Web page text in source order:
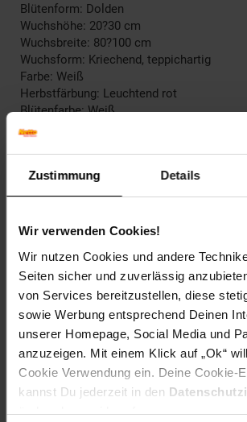
Zustimmung Details
Wir verwenden Cookies!
Wir nutzen Cookies und andere
Seiten sicher und zuverlässig
von Services bereitzustellen, diese
sowie Werbung entsprechend Deinen
unserer Homepage, Social Media und
anzuzeigen. Mit einem Klick auf „Ok“
Cookie Verwendung ein. Deine Cookie-
kannst Du jederzeit in den
ändern bzw. widerrufen.
Blütenform: Dolden
Wuchshöhe: 20?30 cm
Wuchsbreite: 80?100 cm
Wuchsform: Kriechend, teppichartig
Farbe: Weiß
Herbstfärbung: Leuchtend rot
Blütenfarbe: Weiß
Fruchtfarbe: Orange-rot
Frucht: Zierfrucht, nicht essbar
Blattform: Rundlich
Standort und Pflege
windgeschützt
Pflegeaufwand: Mittel,Gering
Lichtbedarf: Sonnig-Halbschattig
Wasserbedarf: Mittel
Rückschnitt: Regelmäßiger Formschnitt
Schnittverträglichkeit: Gut
Bodenansprüche: durchlässig und
Nährstoffgehalt: Mittel
Frosthärte: bis -23 °C
Verwendung: Als Schnittpflanze,Als